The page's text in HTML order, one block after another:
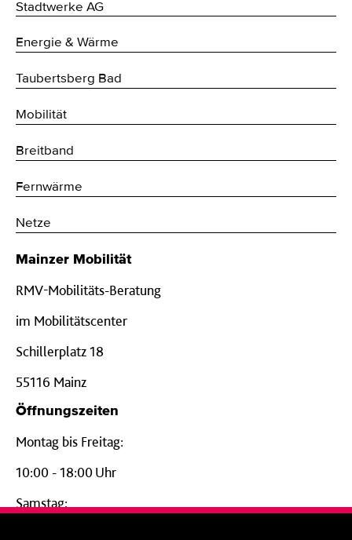
Stadtwerke AG
Energie & Wärme
Taubertsberg Bad
Mobilität
Breitband
Fernwärme
Netze
Mainzer Mobilität
RMV-Mobilitäts-Beratung
im Mobilitätscenter
Schillerplatz 18
55116 Mainz
Öffnungszeiten
Montag bis Freitag:
10:00 - 18:00 Uhr
Samstag: